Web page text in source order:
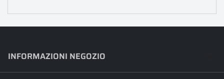
INFORMAZIONI NEGOZIO